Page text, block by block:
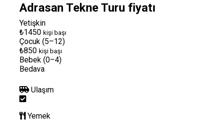
Adrasan Tekne Turu fiyatı
Yetişkin
₺1450 kişi başı
Çocuk (5–12)
₺850 kişi başı
Bebek (0–4)
Bedava
Ulaşım
Yemek